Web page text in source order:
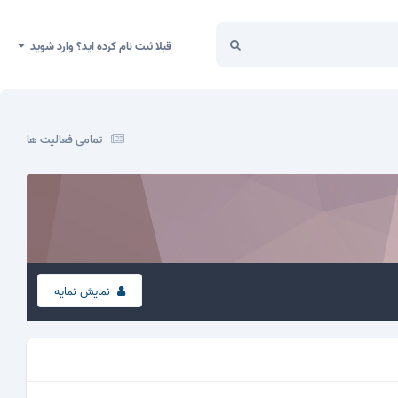
قبلا ثبت نام کرده اید؟ وارد شوید
تمامی فعالیت ها
نمایش نمایه